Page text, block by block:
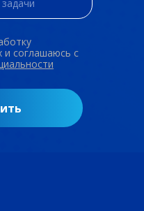
и соглашаюсь c